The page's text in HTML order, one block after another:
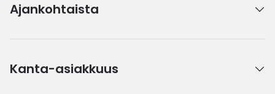
Ajankohtaista
Kanta-asiakkuus